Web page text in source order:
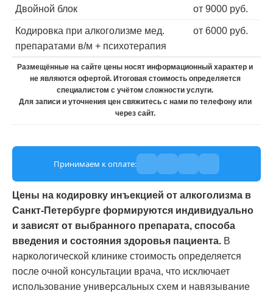
Двойной блок от 9000 руб.
Кодировка при алкоголизме мед.
препаратами в/м + психотерапия
от 6000 руб.
Размещённые на сайте цены носят информационный характер и
не являются офертой. Итоговая стоимость определяется
специалистом с учётом сложности услуги.
Для записи и уточнения цен свяжитесь с нами по телефону или
через сайт.
Принимаем к оплате:
Цены на кодировку инъекцией от алкоголизма в
Санкт-Петербурге формируются индивидуально
и зависят от выбранного препарата, способа
введения и состояния здоровья пациента. В
наркологической клинике стоимость определяется
после очной консультации врача, что исключает
использование универсальных схем и навязывание